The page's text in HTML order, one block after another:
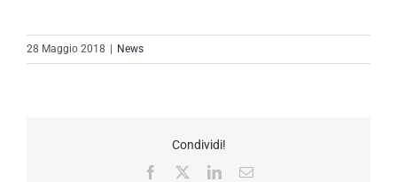
28 Maggio 2018 | News
Condividi!
Facebook
LinkedInEmail